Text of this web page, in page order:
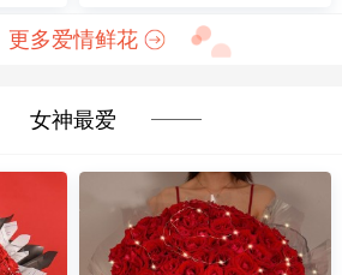
更多爱情鲜花
女神最爱